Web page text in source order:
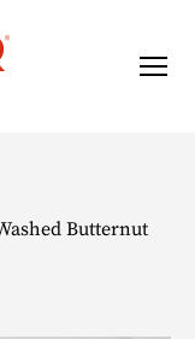
Butternut